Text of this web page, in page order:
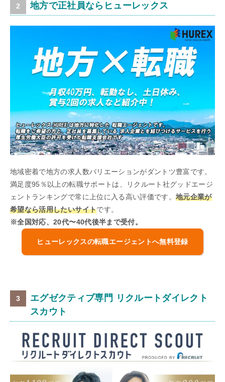
地方で正社員ならヒューレックス
地域密着で地方の求人数バリエーションがダントツ豊富です。
満足度95％以上の転職サポートは、リクルート社グッドエージ
ェントランキングで常に上位に入る高い評価です。地元企業が
希望なら活用したいサイトです。
※全国対応、20代〜40代後半まで受付。
ヒューレックスの転職エージェントへ無料登録
エグゼクティブ専門 リクルートダイレクト
スカウト